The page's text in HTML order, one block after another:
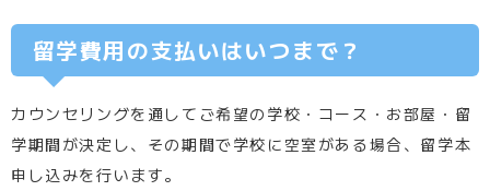
留学費用の支払いはいつまで？
カウンセリングを通してご希望の学校・コース・お部屋・留
学期間が決定し、その期間で学校に空室がある場合、留学本
申し込みを行います。